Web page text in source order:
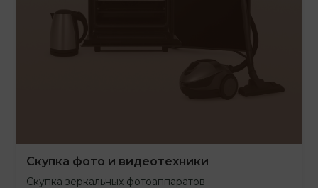
Скупка фото и видеотехники
Скупка зеркальных фотоаппаратов